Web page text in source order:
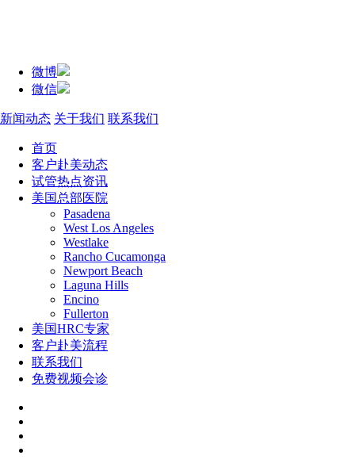
微博
微信
新闻动态 关于我们 联系我们
首页
客户赴美动态
试管热点资讯
美国总部医院
Pasadena
West Los Angeles
Westlake
Rancho Cucamonga
Newport Beach
Laguna Hills
Encino
Fullerton
美国HRC专家
客户赴美流程
联系我们
免费视频会诊